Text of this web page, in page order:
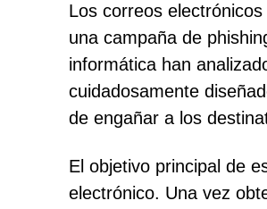
Los correos
una campaña de
informática han
cuidadosamente
de engañar a los
El objetivo principal de
electrónico. Una vez